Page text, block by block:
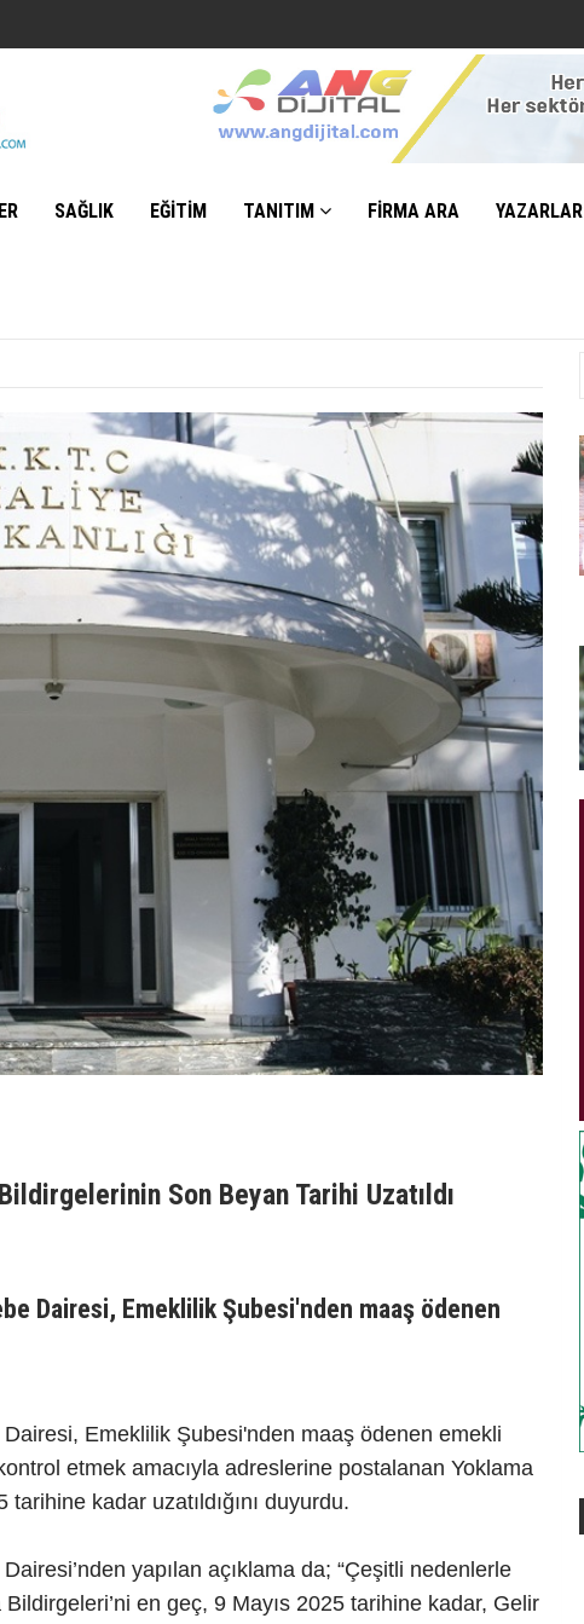
SAĞLIK EĞİTİM TANITIM FİRMA ARA YAZARLAR
Son Beyan Tarihi Uzatıldı
Dairesi, Emeklilik Şubesi'nden maaş ödenen
Emeklilik Şubesi'nden maaş ödenen emekli
etmek amacıyla adreslerine postalanan Yoklama
kadar uzatıldığını duyurdu.
yapılan açıklama da; “Çeşitli nedenlerle
en geç, 9 Mayıs 2025 tarihine kadar, Gelir